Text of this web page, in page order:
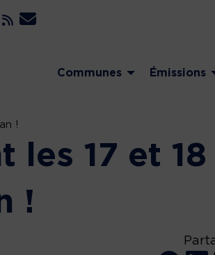
Communes Émissions
!
les 17 et 18
!